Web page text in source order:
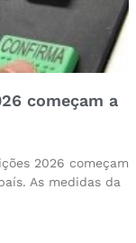
começam a
2026 começam
As medidas da